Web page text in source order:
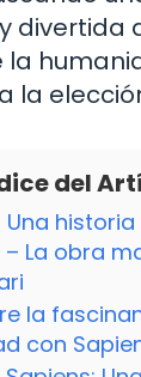
divertida
la
la
del
Una
La obra
la
con